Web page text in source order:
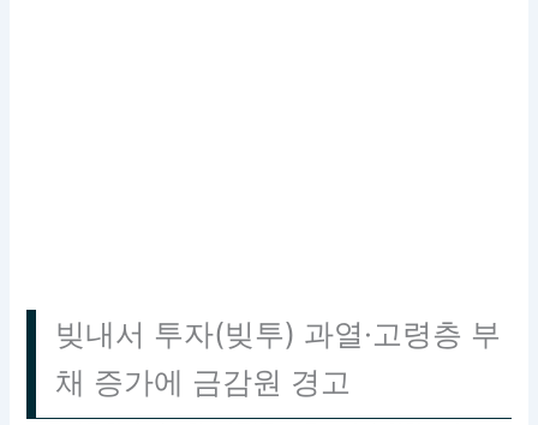
빚내서 투자(빚투) 과열·고령층 부
채 증가에 금감원 경고